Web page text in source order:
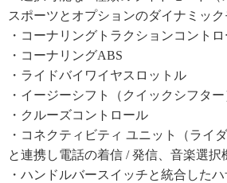
スポーツとオプションのダイナミック
・コーナリングトラクションコント
・コーナリングABS
・ライドバイワイヤスロットル
・イージーシフト（クイックシフタ
・クルーズコントロール
・コネクティビティ ユニット（ライ
と連携し電話の着信 / 発信、音楽選択
・ハンドルバースイッチと統合した